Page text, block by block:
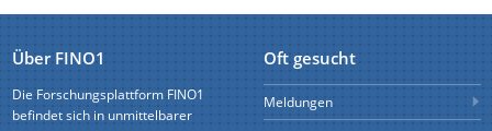
Über FINO1
Die Forschungsplattform FINO1
befindet sich in unmittelbarer
Oft gesucht
Meldungen